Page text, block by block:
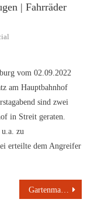
| Fahrräder
vom 02.09.2022
am Hauptbahnhof
sind zwei
in Streit geraten.
zu
erteilte dem Angreifer
Gartenmauer beschädigt | Unfallflucht | Einbruch in Café | Laptop gestohlen | PKW zerkratzt | Rauschgift bei Verkehrskontrolle | Polizeiliche Nachlese KOMMZ-Festival